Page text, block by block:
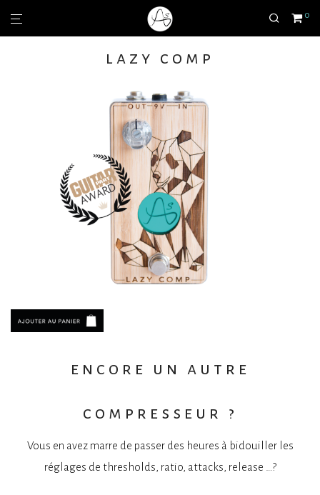
0
lazy comp
encore un autre
compresseur ?
Vous en avez marre de passer des heures à bidouiller les
réglages de thresholds, ratio, attacks, release …?